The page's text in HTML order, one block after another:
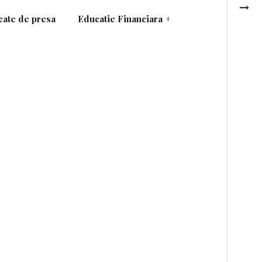
de presa Educatie Financiara +